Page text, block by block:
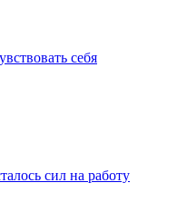
себя
сил на работу